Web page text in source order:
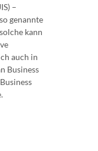
–
genannte
kann
auch in
Business